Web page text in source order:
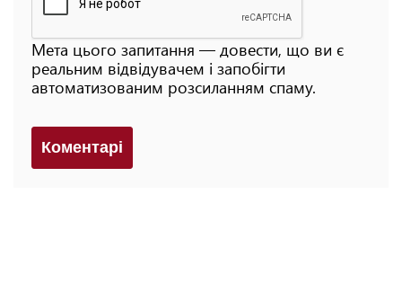
Мета цього запитання — довести, що ви є
реальним відвідувачем і запобігти
автоматизованим розсиланням спаму.
Коментарi